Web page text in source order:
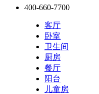
400-660-7700
客厅
卧室
卫生间
厨房
餐厅
阳台
儿童房